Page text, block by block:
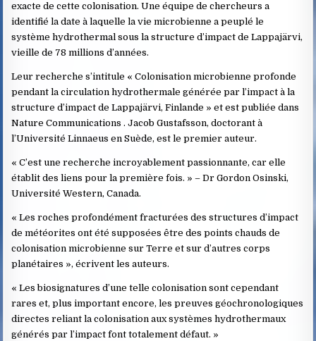
exacte de cette colonisation. Une équipe de chercheurs a
identifié la date à laquelle la vie microbienne a peuplé le
système hydrothermal sous la structure d’impact de Lappajärvi,
vieille de 78 millions d’années.
Leur recherche s’intitule « Colonisation microbienne profonde
pendant la circulation hydrothermale générée par l’impact à la
structure d’impact de Lappajärvi, Finlande » et est publiée dans
Nature Communications . Jacob Gustafsson, doctorant à
l’Université Linnaeus en Suède, est le premier auteur.
« C’est une recherche incroyablement passionnante, car elle
établit des liens pour la première fois. » – Dr Gordon Osinski,
Université Western, Canada.
« Les roches profondément fracturées des structures d’impact
de météorites ont été supposées être des points chauds de
colonisation microbienne sur Terre et sur d’autres corps
planétaires », écrivent les auteurs.
« Les biosignatures d’une telle colonisation sont cependant
rares et, plus important encore, les preuves géochronologiques
directes reliant la colonisation aux systèmes hydrothermaux
générés par l’impact font totalement défaut. »